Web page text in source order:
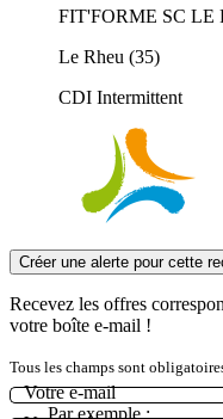
FIT'FORME SC LE
Le Rheu (35)
CDI Intermittent
Créer une alerte pour cette
Recevez les offres
votre boîte e-mail !
Tous les champs sont
Votre e-mail
Par exemple :